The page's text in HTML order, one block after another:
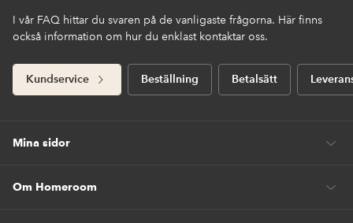
I vår FAQ hittar du svaren på de vanligaste frågorna. Här finns
också information om hur du enklast kontaktar oss.
Kundservice Beställning Betalsätt
Mina sidor
Om Homeroom